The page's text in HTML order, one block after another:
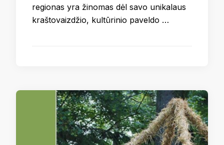
regionas yra žinomas dėl savo unikalaus
kraštovaizdžio, kultūrinio paveldo …